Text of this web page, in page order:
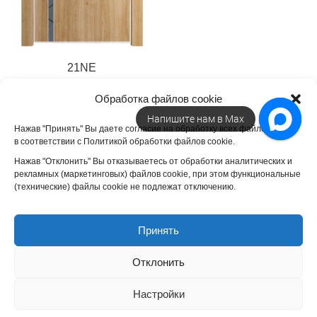
Обработка файлов cookie
Нажав "Принять" Вы даете согласие на обработку всех файлов cookie
в соответствии с Политикой обработки файлов cookie.
Нажав "Отклонить" Вы отказываетесь от обработки аналитических и
рекламных (маркетинговых) файлов cookie, при этом функциональные
(технические) файлы cookie не подлежат отключению.
Принять
Отклонить
Настройки
21NE
31 608
цен:
30 102 ₽
–
31 608 ₽
Межкомнатные двери
ознакомительной. Производитель оставляет за собой право вносить
Политика в отношении данных
Напишите нам в Max